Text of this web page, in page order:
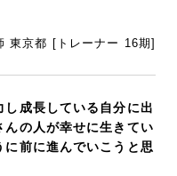
東京都 [トレーナー 16期]
し成長している自分に出
の人が幸せに生きてい
前に進んでいこうと思